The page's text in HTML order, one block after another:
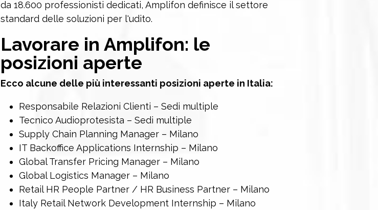
da 18.600 professionisti dedicati, Amplifon definisce il settore
standard delle soluzioni per l'udito.
Lavorare in Amplifon: le
posizioni aperte
Ecco alcune delle più interessanti posizioni aperte in Italia:
Responsabile Relazioni Clienti – Sedi multiple
Tecnico Audioprotesista – Sedi multiple
Supply Chain Planning Manager – Milano
IT Backoffice Applications Internship – Milano
Global Transfer Pricing Manager – Milano
Global Logistics Manager – Milano
Retail HR People Partner / HR Business Partner – Milano
Italy Retail Network Development Internship – Milano